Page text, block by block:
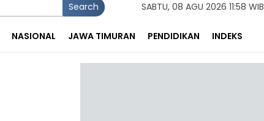
Search SABTU, 08 AGU 2026 11:58 WIB
NASIONAL JAWA TIMURAN PENDIDIKAN INDEKS